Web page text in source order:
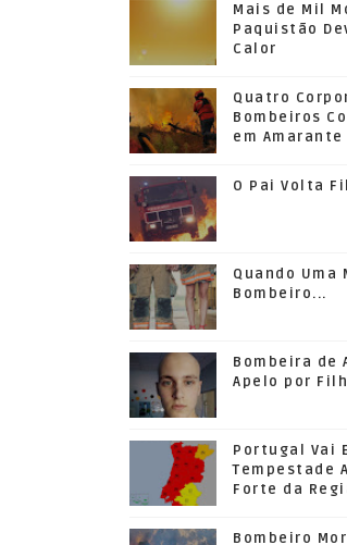
Mais de Mil
Paquistão
Calor
Quatro
Bombeiros
em Amarante
O Pai Volta
Quando Uma
Bombeiro...
Bombeira de
Apelo por
Portugal Vai
Tempestade
Forte da
Bombeiro